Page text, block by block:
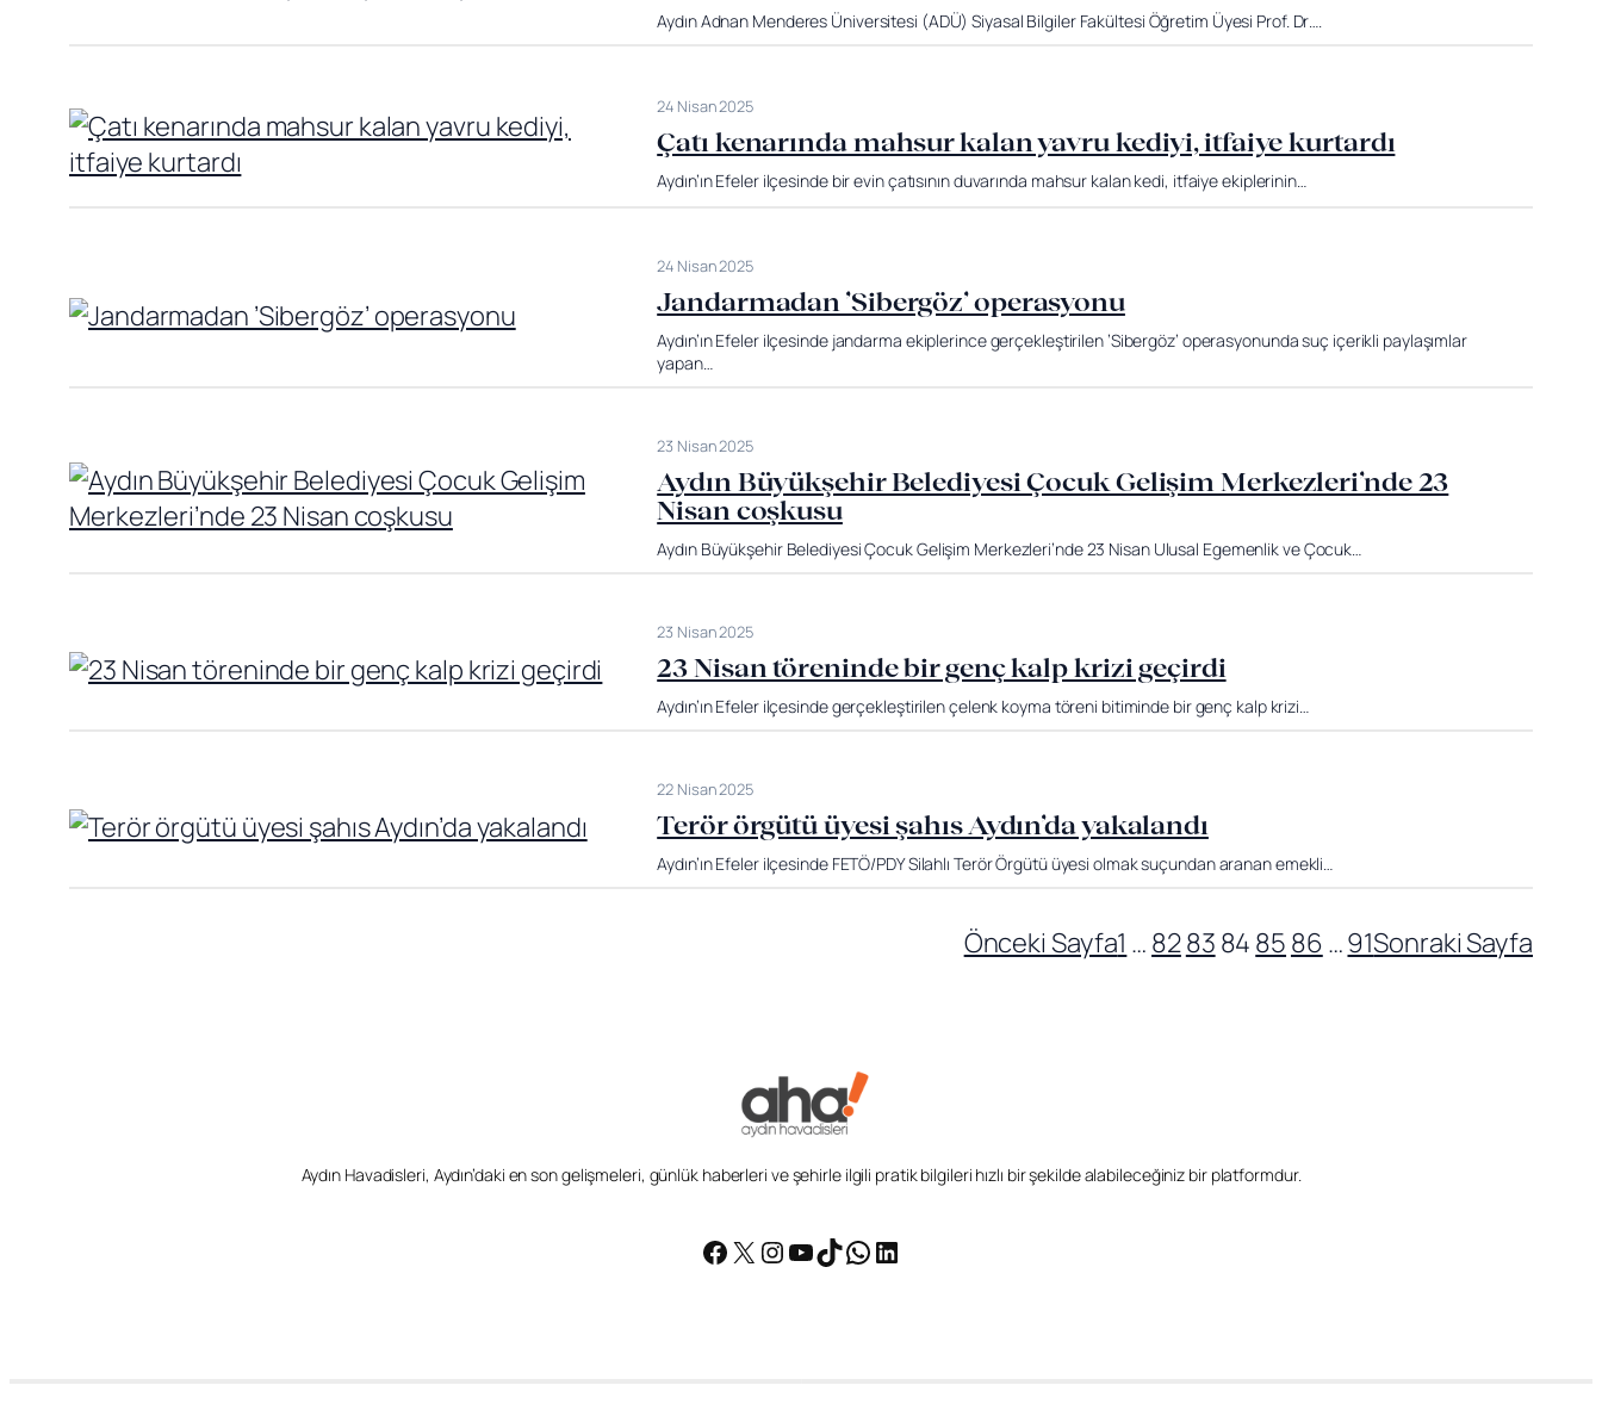
Aydın Adnan Menderes Üniversitesi (ADÜ) Siyasal Bilgiler Fakültesi Öğretim Üyesi Prof. Dr….
24 Nisan 2025
Çatı kenarında mahsur kalan yavru kediyi, itfaiye kurtardı
Aydın’ın Efeler ilçesinde bir evin çatısının duvarında mahsur kalan kedi, itfaiye ekiplerinin…
24 Nisan 2025
Jandarmadan ’Sibergöz’ operasyonu
Aydın’ın Efeler ilçesinde jandarma ekiplerince gerçekleştirilen ’Sibergöz’ operasyonunda suç içerikli paylaşımlar
yapan…
23 Nisan 2025
Aydın Büyükşehir Belediyesi Çocuk Gelişim Merkezleri’nde 23
Nisan coşkusu
Aydın Büyükşehir Belediyesi Çocuk Gelişim Merkezleri’nde 23 Nisan Ulusal Egemenlik ve Çocuk…
23 Nisan 2025
23 Nisan töreninde bir genç kalp krizi geçirdi
Aydın’ın Efeler ilçesinde gerçekleştirilen çelenk koyma töreni bitiminde bir genç kalp krizi…
22 Nisan 2025
Terör örgütü üyesi şahıs Aydın’da yakalandı
Aydın’ın Efeler ilçesinde FETÖ/PDY Silahlı Terör Örgütü üyesi olmak suçundan aranan emekli…
Önceki Sayfa1 … 8283 84 85 86 …91Sonraki Sayfa
Aydın Havadisleri, Aydın’daki en son gelişmeleri, günlük haberleri ve şehirle ilgili pratik bilgileri hızlı bir şekilde alabileceğiniz bir platformdur.
Facebook
X Instagram
YouTube
TikTok
WhatsApp
LinkedIn